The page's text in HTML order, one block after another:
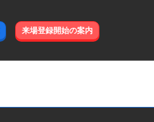
来場登録開始の案内